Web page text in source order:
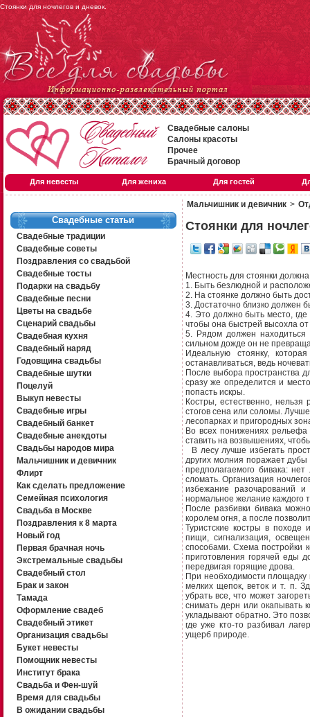
Стоянки для ночлегов и дневок.
Свадебные салоны
Салоны красоты
Прочее
Брачный договор
Для невесты Для жениха Для гостей
Свадебные статьи
Свадебные традиции
Свадебные советы
Поздравления со свадьбой
Свадебные тосты
Подарки на свадьбу
Свадебные песни
Цветы на свадьбе
Сценарий свадьбы
Свадебная кухня
Свадебный наряд
Годовщина свадьбы
Свадебные шутки
Поцелуй
Выкуп невесты
Свадебные игры
Свадебный банкет
Свадебные анекдоты
Свадьбы народов мира
Мальчишник и девичник
Флирт
Как сделать предложение
Семейная психология
Свадьба в Москве
Поздравления к 8 марта
Новый год
Первая брачная ночь
Экстремальные свадьбы
Свадебный стол
Брак и закон
Тамада
Оформление свадеб
Свадебный этикет
Организация свадьбы
Букет невесты
Помощник невесты
Институт брака
Свадьба и Фен-шуй
Время для свадьбы
В ожидании свадьбы
Мальчишник и девичник >
Стоянки для
Местность для стоянки
1. Быть безлюдной и
2. На стоянке должно быть
3. Достаточно близко должен
4. Это должно быть место,
чтобы она быстрей высохла
5. Рядом должен
сильном дожде он не
Идеальную стоянку,
останавливаться, ведь
После выбора пространства
сразу же определится и
попасть искры.
Костры, естественно,
стогов сена или соломы.
лесопарках и пригородных
Во всех понижениях
ставить на возвышениях,
В лесу лучше избегать
других молния поражает
предполагаемого бивака:
сломать. Организация
избежание разочарований
нормальное желание каждого
После разбивки бивака
королем огня, а после
Туристские костры в походе
пищи, сигнализация,
способами. Схема постройки
приготовления горячей еды
передвигая горящие дрова.
При необходимости площадку
мелких щепок, веток и т. п.
убрать все, что может
снимать дерн или окапывать
укладывают обратно. Это
где уже кто-то разбивал
ущерб природе.